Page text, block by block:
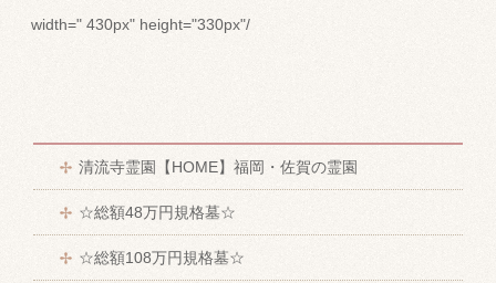
width=" 430px" height="330px"/
清流寺霊園【HOME】福岡・佐賀の霊園
☆総額48万円規格墓☆
☆総額108万円規格墓☆